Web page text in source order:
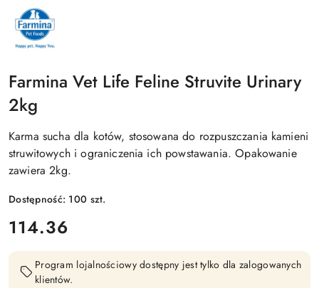
NAZWA
PRODUCENTA:
FARMINA
Farmina Vet Life Feline Struvite Urinary
2kg
Karma sucha dla kotów, stosowana do rozpuszczania kamieni
struwitowych i ograniczenia ich powstawania. Opakowanie
zawiera 2kg.
Dostępność: 100 szt.
cena:
114.36
Program lojalnościowy dostępny jest tylko dla zalogowanych
klientów.